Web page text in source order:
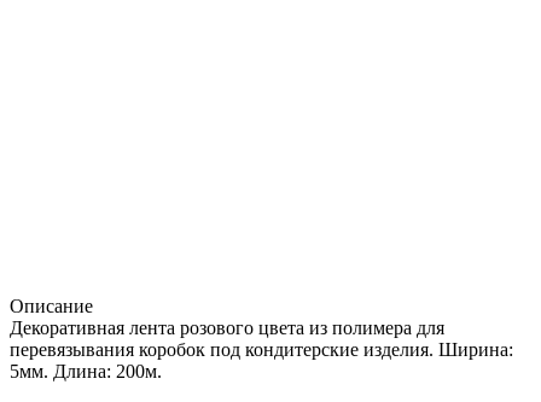
Описание
Декоративная лента розового цвета из полимера для
перевязывания коробок под кондитерские изделия. Ширина:
5мм. Длина: 200м.